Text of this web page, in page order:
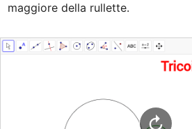
maggiore della rullette.